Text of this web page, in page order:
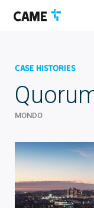
Case Histories
MONDO